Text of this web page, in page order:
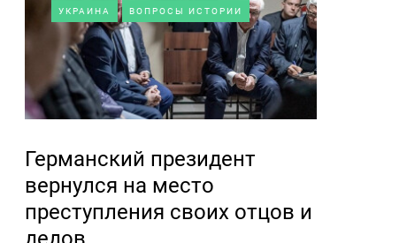
УКРАИНА ВОПРОСЫ ИСТОРИИ
Германский президент
вернулся на место
преступления своих отцов и